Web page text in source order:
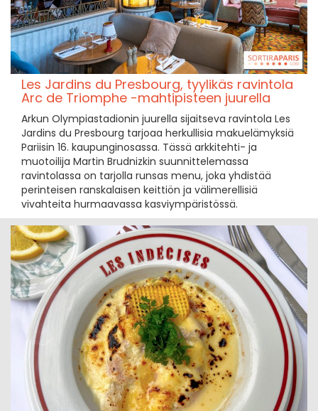
Les Jardins du Presbourg, tyylikäs ravintola
Arc de Triomphe -mahtipisteen juurella
Arkun Olympiastadionin juurella sijaitseva ravintola Les
Jardins du Presbourg tarjoaa herkullisia makuelämyksiä
Pariisin 16. kaupunginosassa. Tässä arkkitehti- ja
muotoilija Martin Brudnizkin suunnittelemassa
ravintolassa on tarjolla runsas menu, joka yhdistää
perinteisen ranskalaisen keittiön ja välimerellisiä
vivahteita hurmaavassa kasviympäristössä.